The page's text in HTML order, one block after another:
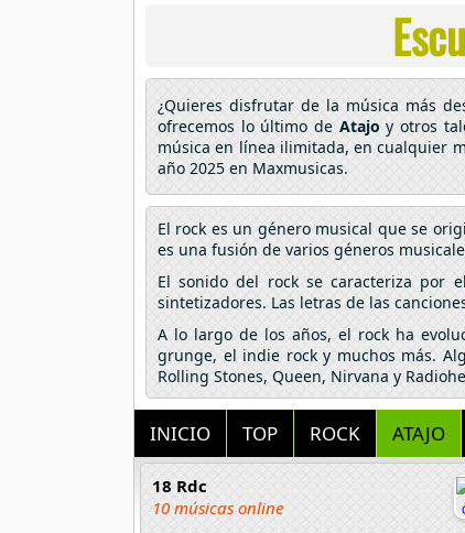
¿Quieres disfrutar de la música más
ofrecemos lo último de Atajo y otros
música en línea ilimitada, en cualquier
año 2025 en Maxmusicas.
El rock es un género musical que se
es una fusión de varios géneros
El sonido del rock se caracteriza por
sintetizadores. Las letras de las
A lo largo de los años, el rock ha
grunge, el indie rock y muchos más.
Rolling Stones, Queen, Nirvana y
INICIO TOP ROCK ATAJO
18 Rdc
10 músicas online